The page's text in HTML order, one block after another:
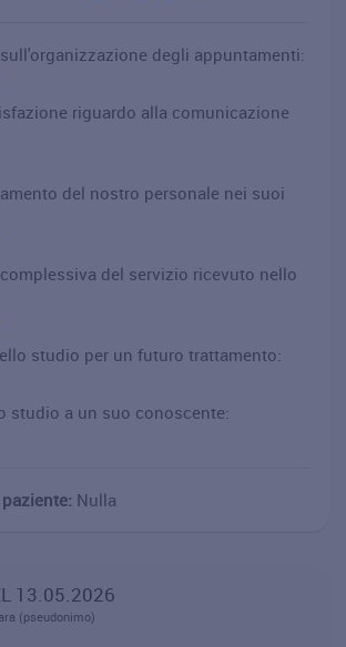
degli appuntamenti:
riguardo alla comunicazione
del nostro personale nei suoi
del servizio ricevuto nello
studio per un futuro trattamento:
studio a un suo conoscente:
Nulla
13.05.2026
(pseudonimo)